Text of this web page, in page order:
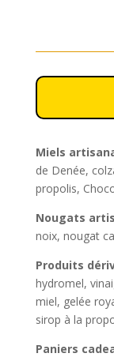
Miels
de Denée,
propolis,
Nougats
noix, nougat
Produits
hydromel,
miel, gelée
sirop à la
Paniers